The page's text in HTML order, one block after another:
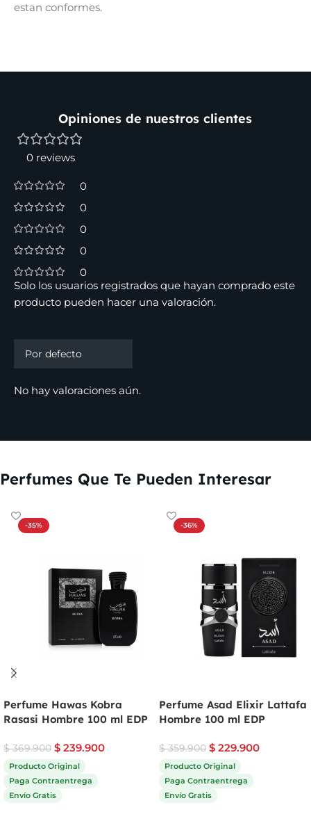
estan conformes.
Opiniones de nuestros clientes
0 reviews
0
0
0
0
0
No hay valoraciones aún.
Solo los usuarios registrados que hayan comprado este
producto pueden hacer una valoración.
Perfumes Que Te Pueden Interesar
-35%
Perfume Hawas Kobra
Rasasi Hombre 100 ml EDP
$369.900 $ 239.900
Producto Original
Paga Contraentrega
Envío Gratis
-36%
Perfume Asad Elixir Lattafa
Hombre 100 ml EDP
$359.900 $ 229.900
Producto Original
Paga Contraentrega
Envío Gratis